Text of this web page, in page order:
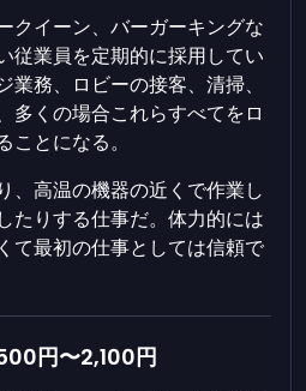
クイーン、バーガーキングな
従業員を定期的に採用してい
業務、ロビーの接客、清掃、
多くの場合これらすべてをロ
とになる。
、高温の機器の近くで作業し
たりする仕事だ。体力的には
て最初の仕事としては信頼で
円〜2,100円